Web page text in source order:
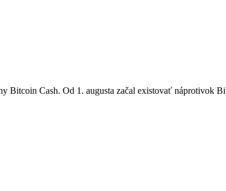
Cash. Od 1. augusta začal existovať náprotivok